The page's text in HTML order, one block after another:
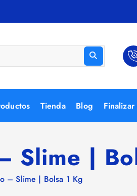
Tienda Blog
Slime |
– Slime | Bolsa 1 Kg